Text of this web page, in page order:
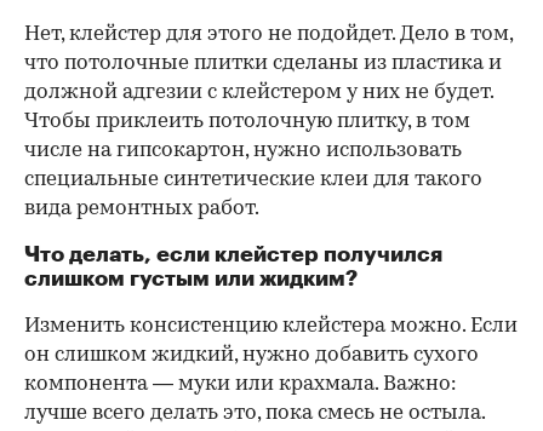
Нет, клейстер для этого не подойдет. Дело в том,
что потолочные плитки сделаны из пластика и
должной адгезии с клейстером у них не будет.
Чтобы приклеить потолочную плитку, в том
числе на гипсокартон, нужно использовать
специальные синтетические клеи для такого
вида ремонтных работ.
Что делать, если клейстер получился
слишком густым или жидким?
Изменить консистенцию клейстера можно. Если
он слишком жидкий, нужно добавить сухого
компонента — муки или крахмала. Важно:
лучше всего делать это, пока смесь не остыла.